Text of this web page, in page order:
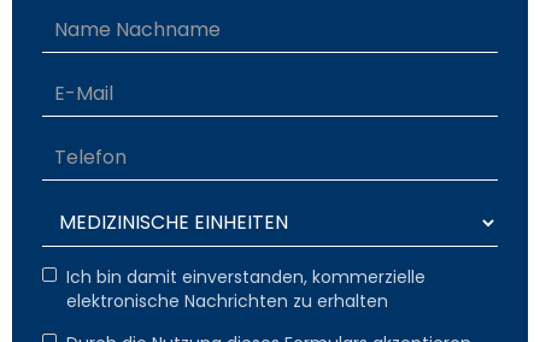
Ich bin damit einverstanden, kommerzielle
elektronische Nachrichten zu erhalten